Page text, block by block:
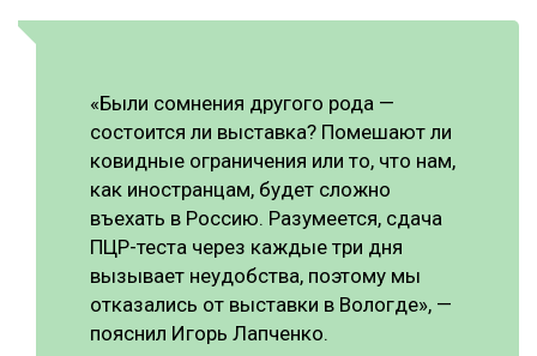
«Были сомнения другого рода —
состоится ли выставка? Помешают ли
ковидные ограничения или то, что нам,
как иностранцам, будет сложно
въехать в Россию. Разумеется, сдача
ПЦР-теста через каждые три дня
вызывает неудобства, поэтому мы
отказались от выставки в Вологде», —
пояснил Игорь Лапченко.